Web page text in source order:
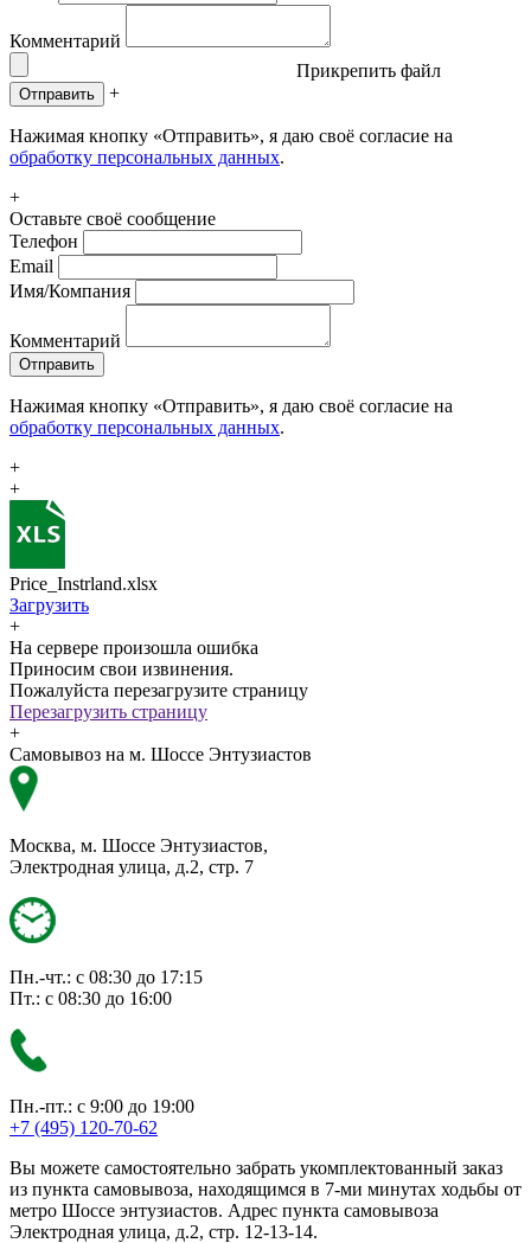
Комментарий
Прикрепить файл
Отправить +
Нажимая кнопку «Отправить», я даю своё согласие на
обработку персональных данных.
+
Оставьте своё сообщение
Телефон
Email
Имя/Компания
Комментарий
Отправить
Нажимая кнопку «Отправить», я даю своё согласие на
обработку персональных данных.
+
+
Price_Instrland.xlsx
Загрузить
+
На сервере произошла ошибка
Приносим свои извинения.
Пожалуйста перезагрузите страницу
Перезагрузить страницу
+
Самовывоз на м. Шоссе Энтузиастов
Москва, м. Шоссе Энтузиастов,
Электродная улица, д.2, стр. 7
Пн.-чт.: с 08:30 до 17:15
Пт.: с 08:30 до 16:00
Пн.-пт.: с 9:00 до 19:00
+7 (495) 120-70-62
Вы можете самостоятельно забрать укомплектованный заказ
из пункта самовывоза, находящимся в 7-ми минутах ходьбы от
метро Шоссе энтузиастов. Адрес пункта самовывоза
Электродная улица, д.2, стр. 12-13-14.